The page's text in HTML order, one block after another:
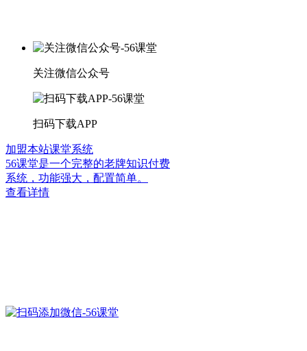
关注微信公众号
扫码下载APP
加盟本站课堂系统
56课堂是一个完整的老牌知识付费
系统，功能强大，配置简单。
查看详情